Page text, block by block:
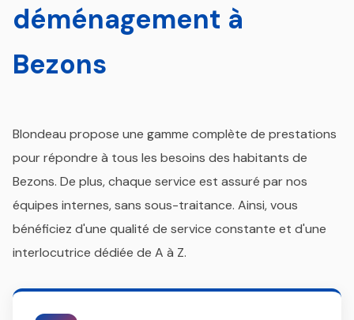
déménagement à
Bezons
Blondeau propose une gamme complète de prestations
pour répondre à tous les besoins des habitants de
Bezons. De plus, chaque service est assuré par nos
équipes internes, sans sous-traitance. Ainsi, vous
bénéficiez d'une qualité de service constante et d'une
interlocutrice dédiée de A à Z.